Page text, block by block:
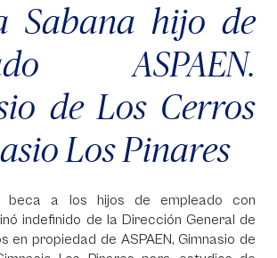
Sabana hijo de
ASPAEN.
de Los Cerros
Los Pinares
beca a los hijos de empleado con
indefinido de la Dirección General de
en propiedad de ASPAEN, Gimnasio de